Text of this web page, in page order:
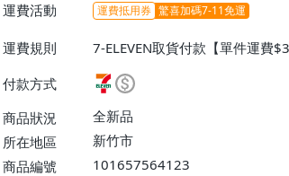
運費活動 運費抵用券 驚喜加碼7-11免運
運費規則
7-ELEVEN取貨付款【單件運費
離島配送【單件運費$240】、
付款方式
商品狀況
全新品
所在地區
新竹市
商品編號
101657564123